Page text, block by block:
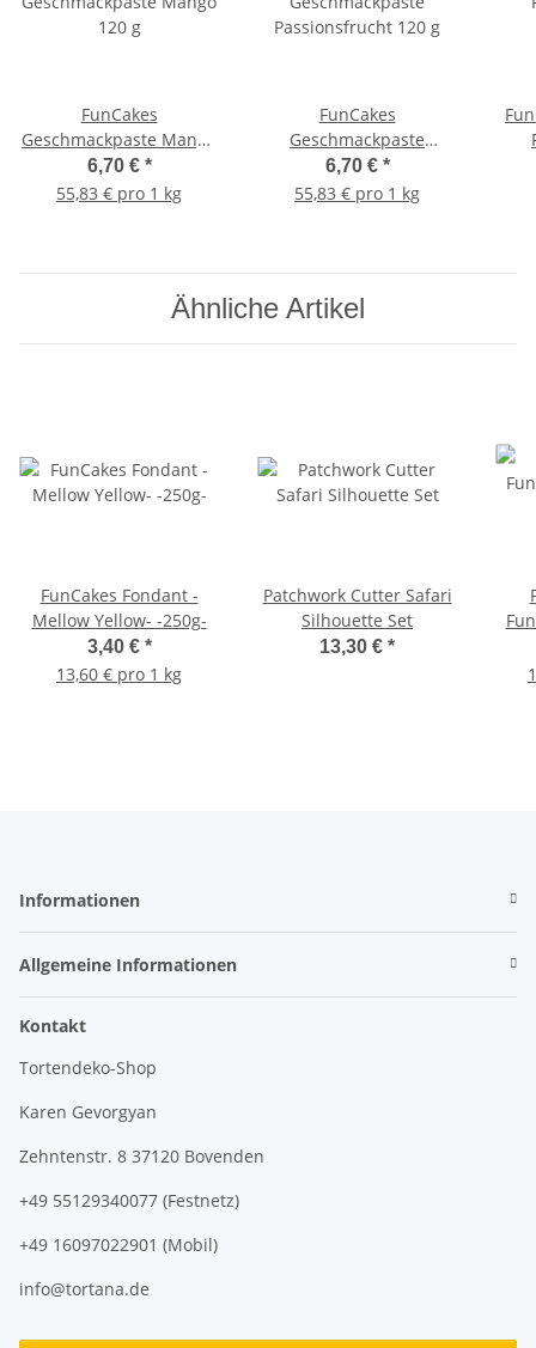
FunCakes
Geschmackpaste Mango
120 g
6,70 € *
55,83 € pro 1 kg
FunCakes
Geschmackpaste
Passionsfrucht 120 g
6,70 € *
55,83 € pro 1 kg
Ähnliche Artikel
FunCakes Fondant -
Mellow Yellow- -250g-
3,40 € *
13,60 € pro 1 kg
Patchwork Cutter Safari
Silhouette Set
13,30 € *
Informationen
Allgemeine Informationen
Kontakt
Tortendeko-Shop
Karen Gevorgyan
Zehntenstr. 8 37120 Bovenden
+49 55129340077 (Festnetz)
+49 16097022901 (Mobil)
info@tortana.de